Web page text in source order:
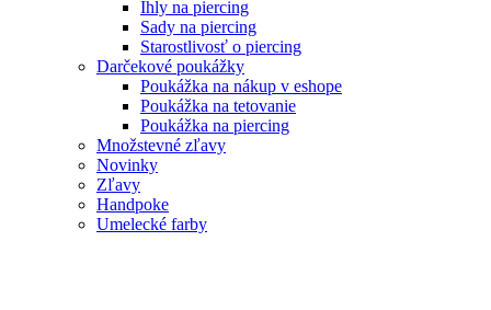
Ihly na piercing
Sady na piercing
Starostlivosť o piercing
Darčekové poukážky
Poukážka na nákup v eshope
Poukážka na tetovanie
Poukážka na piercing
Množstevné zľavy
Novinky
Zľavy
Handpoke
Umelecké farby